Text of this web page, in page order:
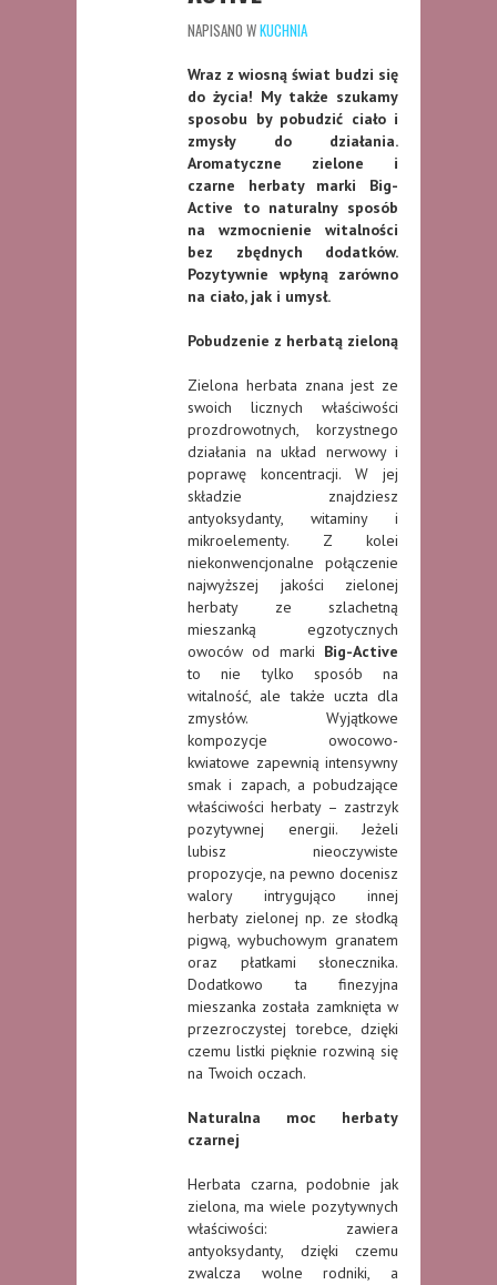
NAPISANO WKUCHNIA
Wraz z wiosną świat budzi się
do życia! My także szukamy
sposobu by pobudzić ciało i
zmysły do działania.
Aromatyczne zielone i
czarne herbaty marki Big-
Active to naturalny sposób
na wzmocnienie witalności
bez zbędnych dodatków.
Pozytywnie wpłyną zarówno
na ciało, jak i umysł.
Pobudzenie z herbatą zieloną
Zielona herbata znana jest ze
swoich licznych właściwości
prozdrowotnych, korzystnego
działania na układ nerwowy i
poprawę koncentracji. W jej
składzie znajdziesz
antyoksydanty, witaminy i
mikroelementy. Z kolei
niekonwencjonalne połączenie
najwyższej jakości zielonej
herbaty ze szlachetną
mieszanką egzotycznych
owoców od marki Big-Active
to nie tylko sposób na
witalność, ale także uczta dla
zmysłów. Wyjątkowe
kompozycje owocowo-
kwiatowe zapewnią intensywny
smak i zapach, a pobudzające
właściwości herbaty – zastrzyk
pozytywnej energii. Jeżeli
lubisz nieoczywiste
propozycje, na pewno docenisz
walory intrygująco innej
herbaty zielonej np. ze słodką
pigwą, wybuchowym granatem
oraz płatkami słonecznika.
Dodatkowo ta finezyjna
mieszanka została zamknięta w
przezroczystej torebce, dzięki
czemu listki pięknie rozwiną się
na Twoich oczach.
Naturalna moc herbaty
czarnej
Herbata czarna, podobnie jak
zielona, ma wiele pozytywnych
właściwości: zawiera
antyoksydanty, dzięki czemu
zwalcza wolne rodniki, a